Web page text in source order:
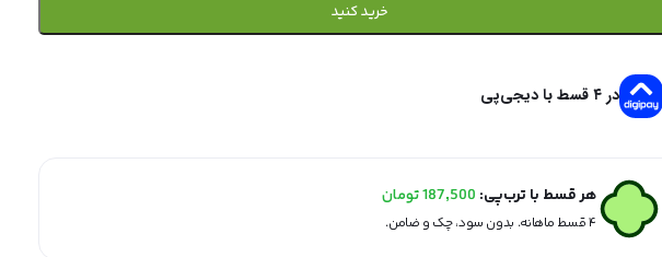
خرید کنید
در ۴ قسط با دیجی‌پی
هر قسط با ترب‌پی: 187,500تومان
۴ قسط ماهانه. بدون سود، چک و ضامن.